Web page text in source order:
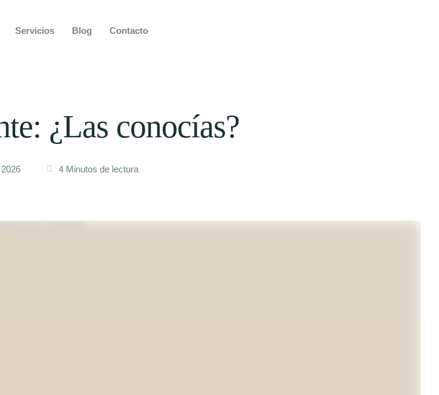
Servicios Blog Contacto
¿Las conocías?
4 Minutos de lectura